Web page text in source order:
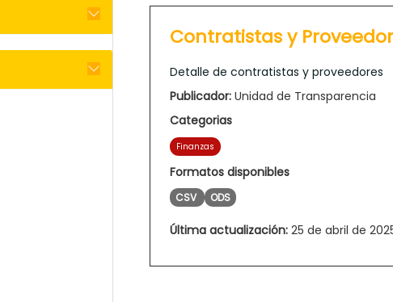
Contratistas y
Detalle de contratistas y proveedores
Publicador: Unidad de Transparencia
Categorias
Finanzas
Formatos disponibles
CSV ODS
Última actualización: 25 de abril de